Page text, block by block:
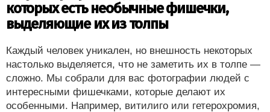
которых есть необычные фишечки,
выделяющие их из толпы
Каждый человек уникален, но внешность некоторых
настолько выделяется, что не заметить их в толпе —
сложно. Мы собрали для вас фотографии людей с
интересными фишечками, которые делают их
особенными. Например, витилиго или гетерохромия,